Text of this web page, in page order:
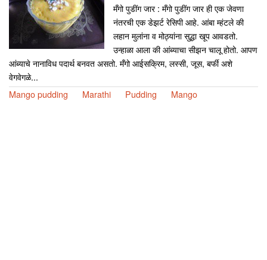
मँगो पुडींग जार : मँगो पुडींग जार ही एक जेवणा
नंतरची एक डेझर्ट रेसिपी आहे. आंबा म्हंटले की
लहान मुलांना व मोठ्यांना सुद्धा खूप आवडतो.
उन्हाळा आला की आंब्याचा सीझन चालू होतो. आपण
आंब्याचे नानाविध पदार्थ बनवत असतो. मँगो आईसक्रिम, लस्सी, जूस, बर्फी अशे
वेगवेगळे...
Mango pudding
Marathi Pudding Mango